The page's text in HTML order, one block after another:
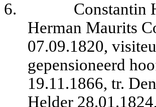
6.
Constantin
Herman Maurits
07.09.1820,
gepensioneerd
19.11.1866, tr.
Helder